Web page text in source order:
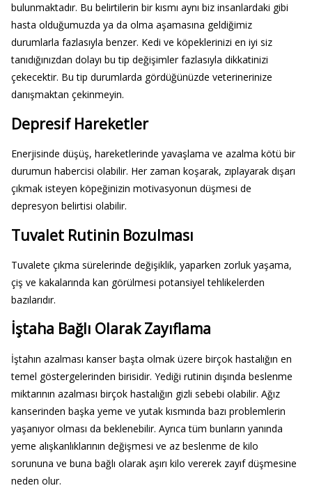
bulunmaktadır. Bu belirtilerin bir kısmı aynı biz insanlardaki gibi
hasta olduğumuzda ya da olma aşamasına geldiğimiz
durumlarla fazlasıyla benzer. Kedi ve köpeklerinizi en iyi siz
tanıdığınızdan dolayı bu tip değişimler fazlasıyla dikkatinizi
çekecektir. Bu tip durumlarda gördüğünüzde veterinerinize
danışmaktan çekinmeyin.
Depresif Hareketler
Enerjisinde düşüş, hareketlerinde yavaşlama ve azalma kötü bir
durumun habercisi olabilir. Her zaman koşarak, zıplayarak dışarı
çıkmak isteyen köpeğinizin motivasyonun düşmesi de
depresyon belirtisi olabilir.
Tuvalet Rutinin Bozulması
Tuvalete çıkma sürelerinde değişiklik, yaparken zorluk yaşama,
çiş ve kakalarında kan görülmesi potansiyel tehlikelerden
bazılarıdır.
İştaha Bağlı Olarak Zayıflama
İştahın azalması kanser başta olmak üzere birçok hastalığın en
temel göstergelerinden birisidir. Yediği rutinin dışında beslenme
miktarının azalması birçok hastalığın gizli sebebi olabilir. Ağız
kanserinden başka yeme ve yutak kısmında bazı problemlerin
yaşanıyor olması da beklenebilir. Ayrıca tüm bunların yanında
yeme alışkanlıklarının değişmesi ve az beslenme de kilo
sorununa ve buna bağlı olarak aşırı kilo vererek zayıf düşmesine
neden olur.